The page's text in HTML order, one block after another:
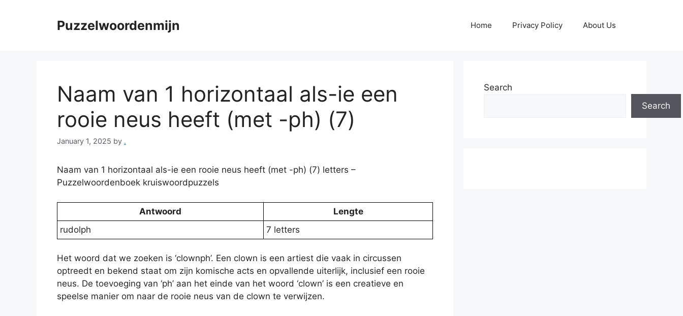
Puzzelwoordenmijn Home Privacy Policy About Us
Naam van 1 horizontaal als-ie een
rooie neus heeft (met -ph) (7)
January 1, 2025 by .
Naam van 1 horizontaal als-ie een rooie neus heeft (met -ph) (7) letters –
Puzzelwoordenboek kruiswoordpuzzels
Antwoord
Lengte
rudolph
7 letters
Het woord dat we zoeken is ‘clownph’. Een clown is een artiest die vaak in circussen
optreedt en bekend staat om zijn komische acts en opvallende uiterlijk, inclusief een rooie
neus. De toevoeging van ‘ph’ aan het einde van het woord ‘clown’ is een creatieve en
speelse manier om naar de rooie neus van de clown te verwijzen.
Search
Search